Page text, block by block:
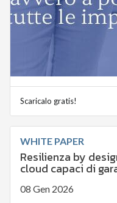
Scaricalo gratis!
WHITE PAPER
Resilienza by
cloud capaci di
08 Gen 2026